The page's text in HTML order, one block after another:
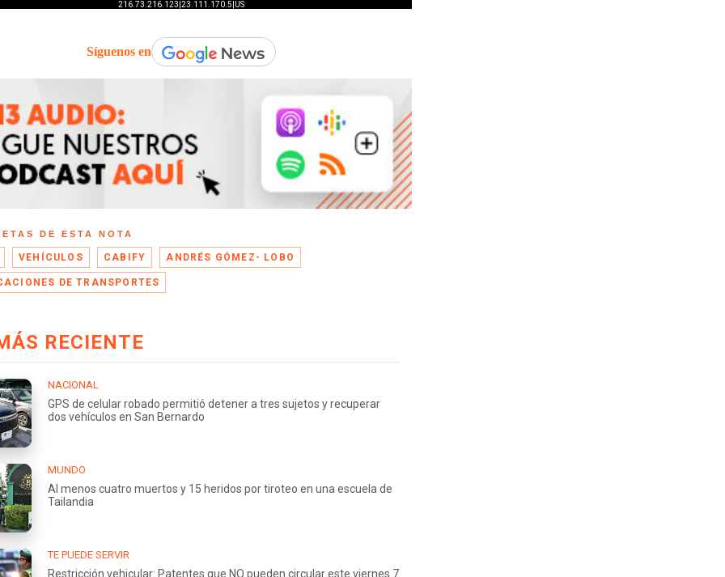
Síguenos en
DE ESTA NOTA
VEHÍCULOS CABIFY ANDRÉS GÓMEZ- LOBO
DE TRANSPORTES
RECIENTE
NACIONAL
GPS de celular robado permitió detener a tres sujetos y recuperar
dos vehículos en San Bernardo
MUNDO
Al menos cuatro muertos y 15 heridos por tiroteo en una escuela de
Tailandia
TE PUEDE SERVIR
Restricción vehicular: Patentes que NO pueden circular este viernes 7